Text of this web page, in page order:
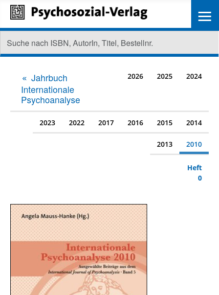
Jahrbuch
Internationale
Psychoanalyse
2026 2025 2024
2023 2022 2017 2016 2015 2014
2013 2010
Heft
0
≡